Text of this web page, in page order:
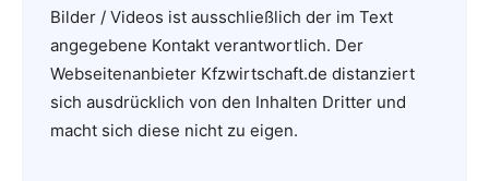
Bilder / Videos ist ausschließlich der im Text
angegebene Kontakt verantwortlich. Der
Webseitenanbieter Kfzwirtschaft.de distanziert
sich ausdrücklich von den Inhalten Dritter und
macht sich diese nicht zu eigen.